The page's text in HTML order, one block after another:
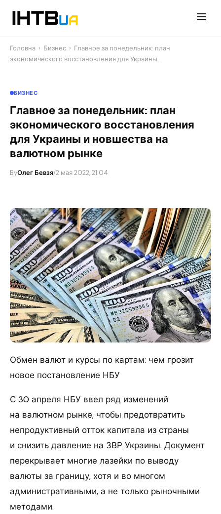
Головна › Бизнес › Главное за понедельник: план
экономического восстановления для Украины…
БИЗНЕС
Главное за понедельник: план
экономического восстановления
для Украины и новшества на
валютном рынке
ByОлег Бевзя/2 мая 2022, 21:04
Обмен валют и курсы по картам: чем грозит
новое постановление НБУ
С 30 апреля НБУ ввел ряд изменений
на валютном рынке, чтобы предотвратить
непродуктивный отток капитала из страны
и снизить давление на ЗВР Украины. Документ
перекрывает многие лазейки по выводу
валюты за границу, хотя и во многом
административными, а не только рыночными
методами.